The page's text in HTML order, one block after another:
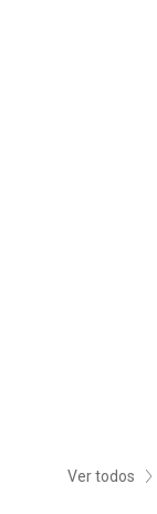
Ver todos